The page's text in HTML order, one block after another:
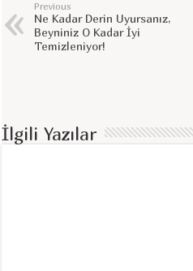
Previous
Ne Kadar Derin Uyursanız,
Beyniniz O Kadar İyi
Temizleniyor!
İlgili Yazılar